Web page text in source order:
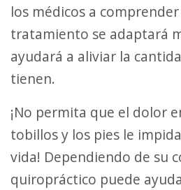
los médicos a
tratamiento se adaptará
ayudará a aliviar la
tienen.
¡No permita que el dolor en las rodillas, los
tobillos y los pies le
vida! Dependiendo de su
quiropráctico puede